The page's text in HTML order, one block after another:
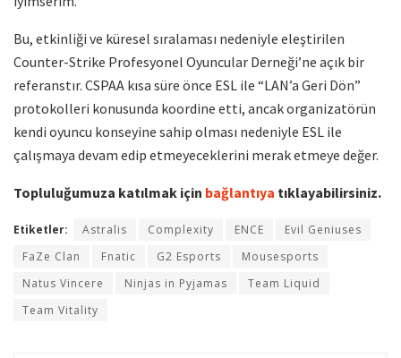
Bu, etkinliği ve küresel sıralaması nedeniyle eleştirilen
Counter-Strike Profesyonel Oyuncular Derneği’ne açık bir
referanstır. CSPAA kısa süre önce ESL ile “LAN’a Geri Dön”
protokolleri konusunda koordine etti, ancak organizatörün
kendi oyuncu konseyine sahip olması nedeniyle ESL ile
çalışmaya devam edip etmeyeceklerini merak etmeye değer.
Topluluğumuza katılmak için bağlantıya tıklayabilirsiniz.
Etiketler: Astralis Complexity ENCE
Evil Geniuses
FaZe Clan
Fnatic G2 Esports
Mousesports
Natus Vincere
Ninjas in Pyjamas
Team Liquid
Team Vitality